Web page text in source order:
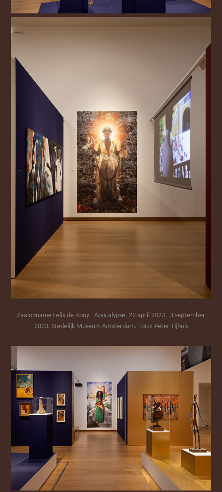
Zaalopname Felix de Rooy - Apocalypse, 22 april 2023 - 3 september
2023, Stedelijk Museum Amsterdam. Foto: Peter Tijhuis